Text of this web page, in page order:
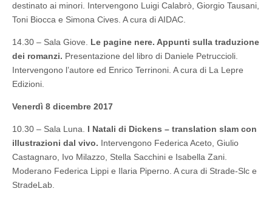
destinato ai minori. Intervengono Luigi Calabrò, Giorgio Tausani,
Toni Biocca e Simona Cives. A cura di AIDAC.
14.30 – Sala Giove. Le pagine nere. Appunti sulla traduzione
dei romanzi. Presentazione del libro di Daniele Petruccioli.
Intervengono l’autore ed Enrico Terrinoni. A cura di La Lepre
Edizioni.
Venerdì 8 dicembre 2017
10.30 – Sala Luna. I Natali di Dickens – translation slam con
illustrazioni dal vivo. Intervengono Federica Aceto, Giulio
Castagnaro, Ivo Milazzo, Stella Sacchini e Isabella Zani.
Moderano Federica Lippi e Ilaria Piperno. A cura di Strade-Slc e
StradeLab.